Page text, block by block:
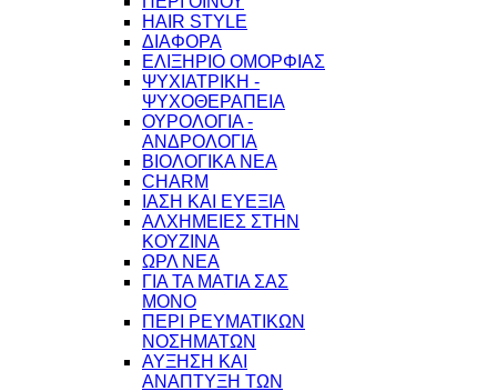
HAIR STYLE
ΔΙΑΦΟΡΑ
ΕΛΙΞΗΡΙΟ ΟΜΟΡΦΙΑΣ
ΨΥΧΙΑΤΡΙΚΗ -
ΨΥΧΟΘΕΡΑΠΕΙΑ
ΟΥΡΟΛΟΓΙΑ -
ΑΝΔΡΟΛΟΓΙΑ
ΒΙΟΛΟΓΙΚΑ ΝΕΑ
CHARM
ΙΑΣΗ ΚΑΙ ΕΥΕΞΙΑ
ΑΛΧΗΜΕΙΕΣ ΣΤΗΝ
ΚΟΥΖΙΝΑ
ΩΡΛ ΝEA
ΓΙΑ ΤΑ ΜΑΤΙΑ ΣΑΣ
ΜΟΝΟ
ΠΕΡΙ ΡΕΥΜΑΤΙΚΩΝ
ΝΟΣΗΜΑΤΩΝ
ΑΥΞΗΣΗ ΚΑΙ
ΑΝΑΠΤΥΞΗ ΤΩΝ